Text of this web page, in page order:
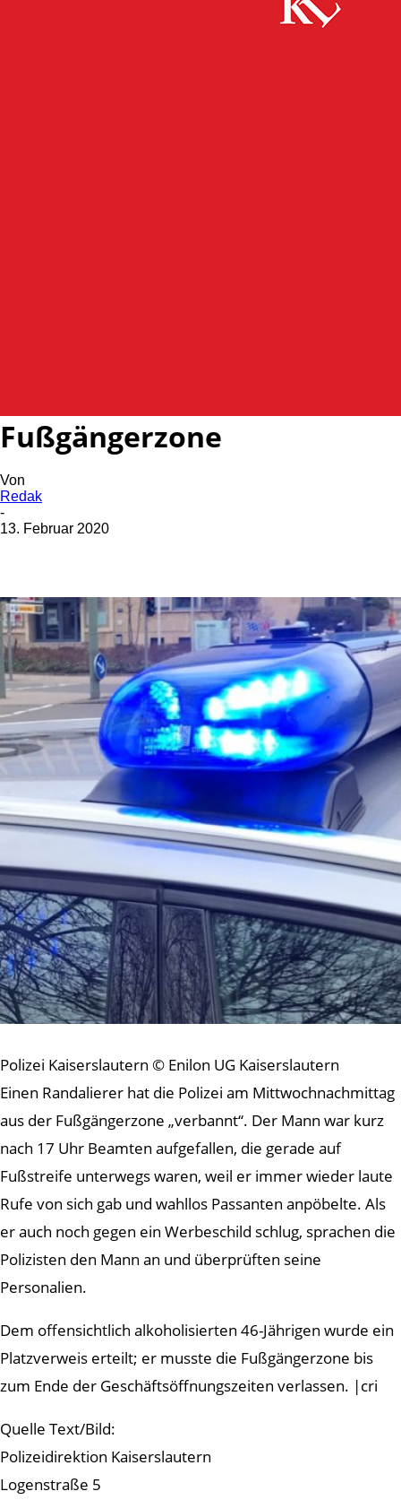
Fußgängerzone
Von
Redak
-
13. Februar 2020
Polizei Kaiserslautern © Enilon UG Kaiserslautern
Einen Randalierer hat die Polizei am Mittwochnachmittag
aus der Fußgängerzone „verbannt“. Der Mann war kurz
nach 17 Uhr Beamten aufgefallen, die gerade auf
Fußstreife unterwegs waren, weil er immer wieder laute
Rufe von sich gab und wahllos Passanten anpöbelte. Als
er auch noch gegen ein Werbeschild schlug, sprachen die
Polizisten den Mann an und überprüften seine
Personalien.
Dem offensichtlich alkoholisierten 46-Jährigen wurde ein
Platzverweis erteilt; er musste die Fußgängerzone bis
zum Ende der Geschäftsöffnungszeiten verlassen. |cri
Quelle Text/Bild:
Polizeidirektion Kaiserslautern
Logenstraße 5